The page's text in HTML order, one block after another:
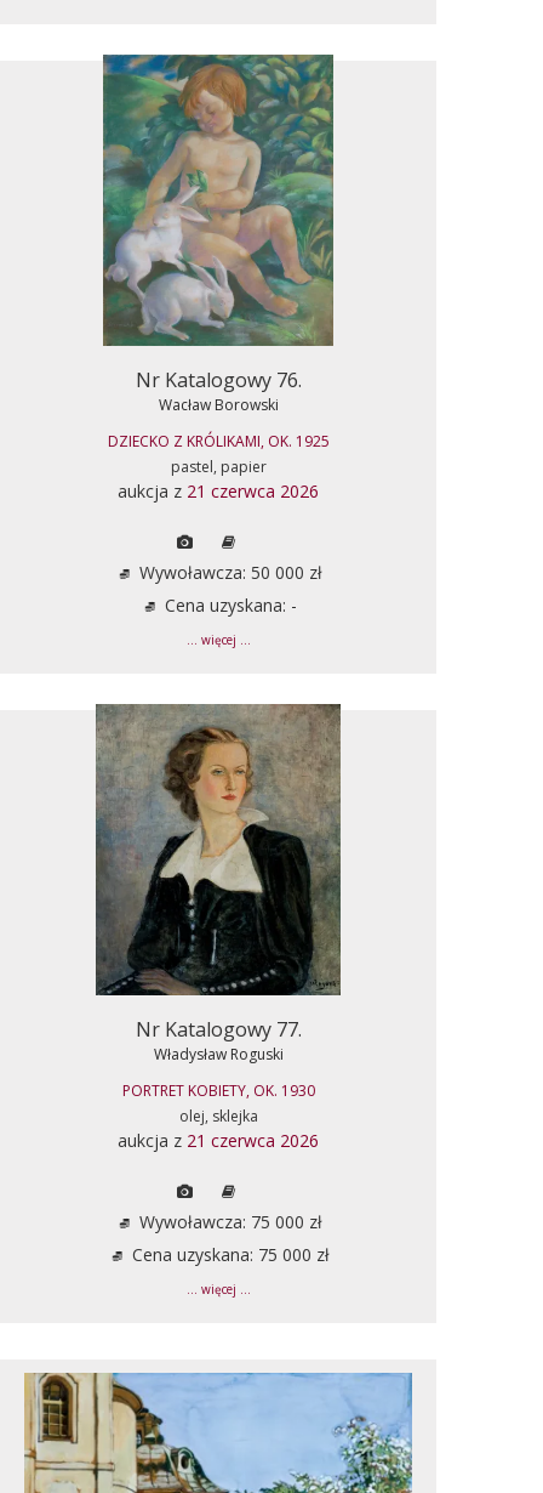
Nr Katalogowy 76.
Wacław Borowski
DZIECKO Z KRÓLIKAMI, OK. 1925
pastel, papier
aukcja z 21 czerwca 2026
Wywoławcza: 50 000 zł
Cena uzyskana: -
... więcej ...
Nr Katalogowy 77.
Władysław Roguski
PORTRET KOBIETY, OK. 1930
olej, sklejka
aukcja z 21 czerwca 2026
Wywoławcza: 75 000 zł
Cena uzyskana: 75 000 zł
... więcej ...